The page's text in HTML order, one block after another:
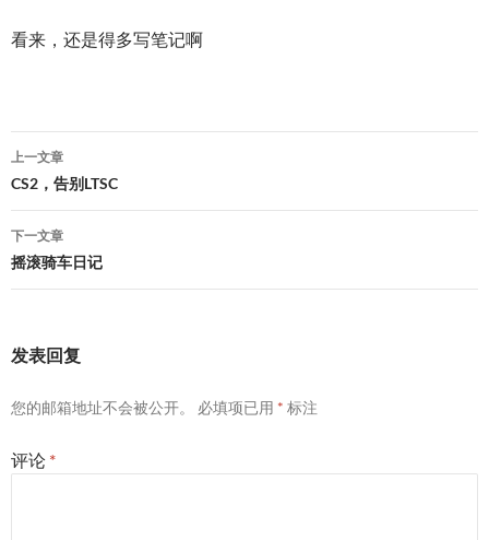
看来，还是得多写笔记啊
文
章
导
航
上一文章
CS2，告别LTSC
下一文章
摇滚骑车日记
发表回复
您的邮箱地址不会被公开。 必填项已用 * 标注
评论 *